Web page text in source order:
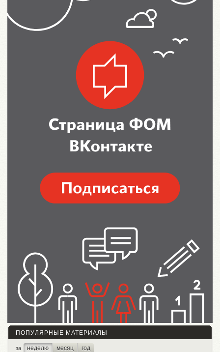
ПОПУЛЯРНЫЕ МАТЕРИАЛЫ
за неделю месяц год